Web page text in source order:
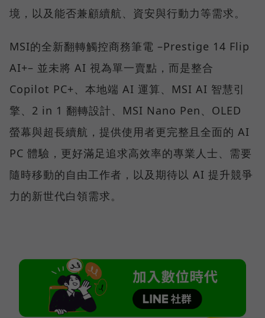
境，以及能否兼顧續航、資安與行動力等需求。
MSI的全新翻轉觸控商務筆電 –Prestige 14 Flip
AI+– 並未將 AI 視為單一賣點，而是整合
Copilot PC+、本地端 AI 運算、MSI AI 智慧引
擎、2 in 1 翻轉設計、MSI Nano Pen、OLED
螢幕與超長續航，提供使用者更完整且全面的 AI
PC 體驗，更好滿足追求高效率的專業人士、需要
隨時移動的自由工作者，以及期待以 AI 提升競爭
力的新世代白領需求。